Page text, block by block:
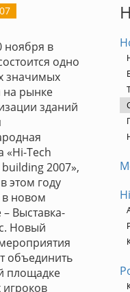
ноября в
одно
значимых
на рынке
зданий
«Hi-Tech
2007»,
этом году
в новом
Выставка-
Новый
объединить
площадке